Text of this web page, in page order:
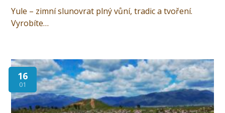
Yule – zimní slunovrat plný vůní, tradic a tvoření.
Vyrobíte…
16
01